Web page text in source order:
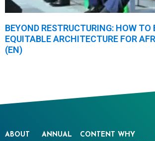
BEYOND RESTRUCTURING: HOW TO
EQUITABLE ARCHITECTURE FOR
(EN)
ABOUT
ANNUAL
CONTENT WHY